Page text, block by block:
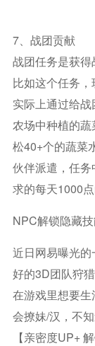
7、战团贡献
战团任务是获得
比如这个任务，
实际上通过给战
农场中种植的
松40+个的蔬菜
伙伴派遣，任
求的每天1000点
NPC解锁隐藏
近日网易曝光
好的3D团队狩
在游戏里想要
会撩妹/汉，不
【亲密度UP+